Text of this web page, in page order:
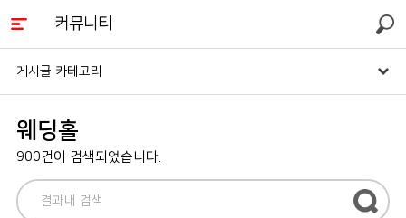
커뮤니티 검색
게시글 카테고리
웨딩홀
900건이 검색되었습니다.